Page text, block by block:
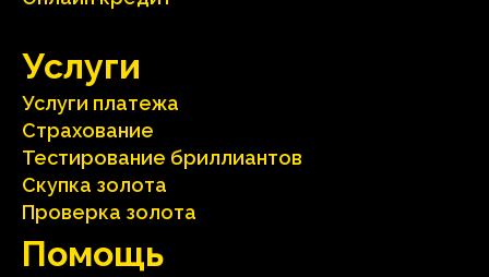
Услуги
Услуги платежа
Страхование
Тестирование бриллиантов
Скупка золота
Проверка золота
Помощь